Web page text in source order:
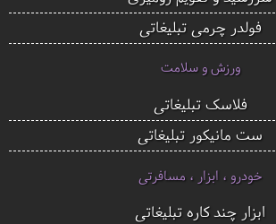
فولدر چرمی تبلیغاتی
ورزش و سلامت
فلاسک تبلیغاتی
ست مانیکور تبلیغاتی
خودرو ، ابزار ، مسافرتی
ابزار چند کاره تبلیغاتی